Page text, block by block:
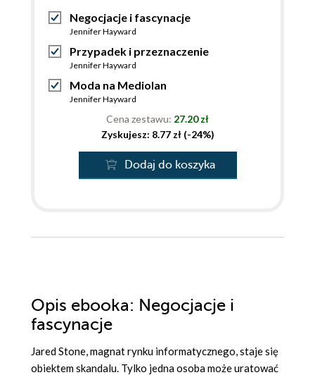
Negocjacje i fascynacje
Jennifer Hayward
Przypadek i przeznaczenie
Jennifer Hayward
Moda na Mediolan
Jennifer Hayward
Cena zestawu: 27.20 zł
Zyskujesz: 8.77 zł (-24%)
Dodaj do koszyka
Opis ebooka: Negocjacje i
fascynacje
Jared Stone, magnat rynku informatycznego, staje się
obiektem skandalu. Tylko jedna osoba może uratować